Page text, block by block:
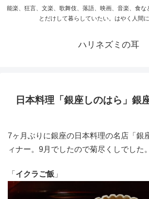
能楽、狂言、文楽、歌舞伎、落語、映画、音楽、食な
とだけして暮らしていたい。はやく人間に
ハリネズミの耳
日本料理「銀座しのはら」銀
7ヶ月ぶりに銀座の日本料理の名店「銀
ィナー。9月でしたので菊尽くしでした。
「 イクラご飯 」